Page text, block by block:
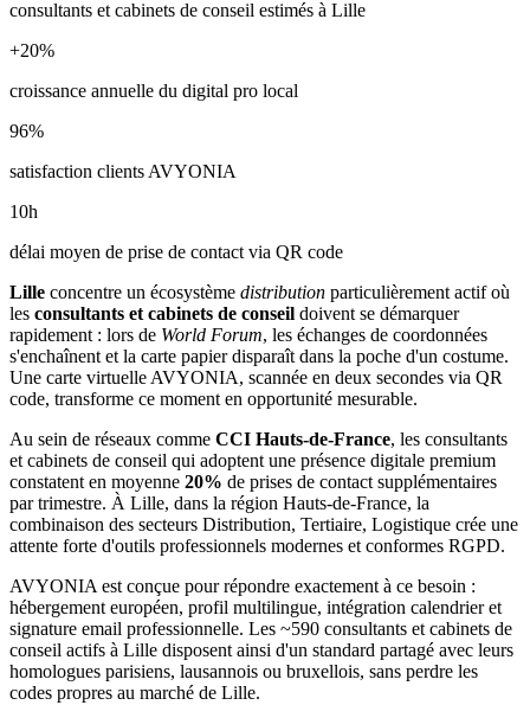
consultants et cabinets de conseil estimés à Lille
+20%
croissance annuelle du digital pro local
96%
satisfaction clients AVYONIA
10h
délai moyen de prise de contact via QR code
Lille concentre un écosystème distribution particulièrement actif où
les consultants et cabinets de conseil doivent se démarquer
rapidement : lors de World Forum, les échanges de coordonnées
s'enchaînent et la carte papier disparaît dans la poche d'un costume.
Une carte virtuelle AVYONIA, scannée en deux secondes via QR
code, transforme ce moment en opportunité mesurable.
Au sein de réseaux comme CCI Hauts-de-France, les consultants
et cabinets de conseil qui adoptent une présence digitale premium
constatent en moyenne 20% de prises de contact supplémentaires
par trimestre. À Lille, dans la région Hauts-de-France, la
combinaison des secteurs Distribution, Tertiaire, Logistique crée une
attente forte d'outils professionnels modernes et conformes RGPD.
AVYONIA est conçue pour répondre exactement à ce besoin :
hébergement européen, profil multilingue, intégration calendrier et
signature email professionnelle. Les ~590 consultants et cabinets de
conseil actifs à Lille disposent ainsi d'un standard partagé avec leurs
homologues parisiens, lausannois ou bruxellois, sans perdre les
codes propres au marché de Lille.